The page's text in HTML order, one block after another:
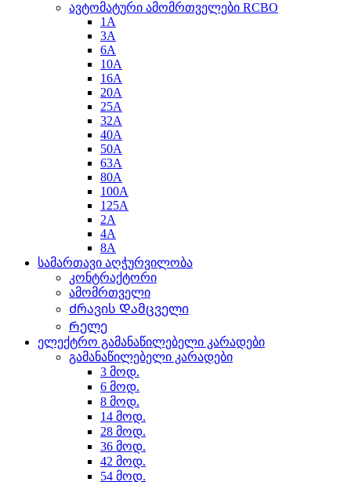
ავტომატური ამომრთველები RCBO
1A
3A
6A
10A
16A
20A
25A
32A
40A
50A
63A
80A
100A
125A
2A
4A
8A
სამართავი აღჭურვილობა
კონტრაქტორი
ამომრთველი
Ძრავის Დამცველი
Რელე
ელექტრო გამანაწილებელი კარადები
გამანაწილებელი კარადები
3 მოდ.
6 მოდ.
8 მოდ.
14 მოდ.
28 მოდ.
36 მოდ.
42 მოდ.
54 მოდ.